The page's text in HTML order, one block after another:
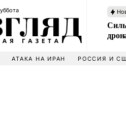
АТАКА НА ИРАН РОССИЯ И